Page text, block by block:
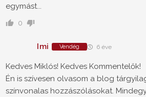
egymást...
0
Imi Vendég 6 éve
Kedves Miklós! Kedves Kommentelők!
Én is szívesen olvasom a blog
színvonalas hozzászólásokat.